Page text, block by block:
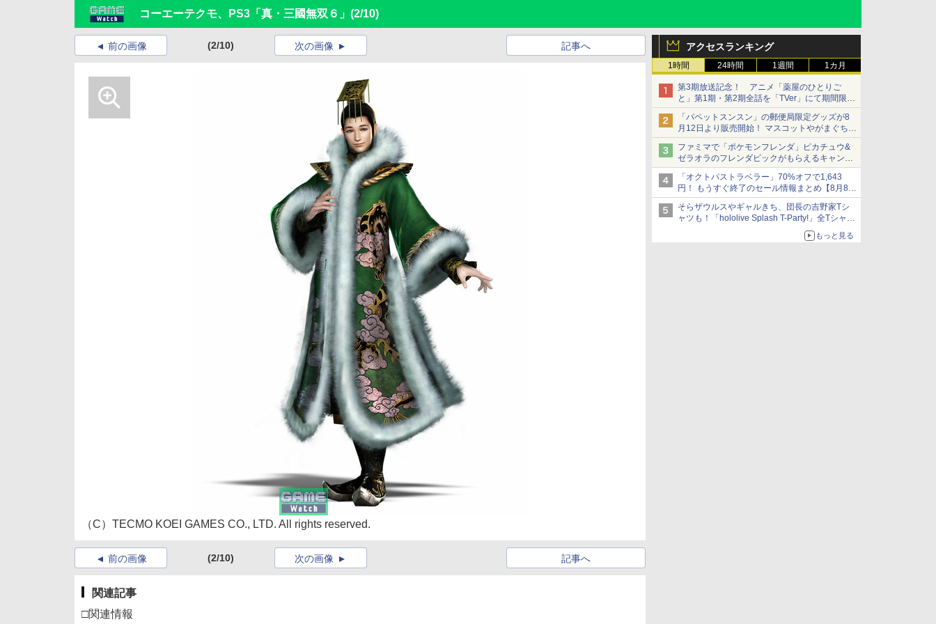
コーエーテクモ、PS3「真・三國無双６」 (2/10)
アクセスランキング
1時間 24時間 1週間 1カ月
第3期放送記念！ アニメ「薬屋のひとりご
と」第1期・第2期全話を「TVer」にて期間限定
で順次無料配信開始
「パペットスンスン」の郵便局限定グッズが8
月12日より販売開始！ マスコットやがまぐち、
レターセットなどが登場
ファミマで「ポケモンフレンダ」ピカチュウ&
ゼラオラのフレンダピックがもらえるキャンペ
ーン開催！
「オクトパストラベラー」70%オフで1,643
円！ もうすぐ終了のセール情報まとめ【8月8日
更新】
ニンテンドーeショップでは「大神 絶景版」が
67%オフで990円
そらザウルスやギャルきち、団長の吉野家Tシ
ャツも！「hololive Splash T-Party!」全Tシャツ
ラインナップ公開＆オンライン販売開始
もっと見る
前の画像 (2/10) 記事へ
次の画像
（C）TECMO KOEI GAMES CO., LTD. All rights reserved.
前の画像 (2/10) 記事へ
次の画像
関連記事
□関連情報